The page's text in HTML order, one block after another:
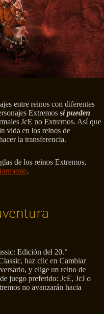
entre reinos con diferentes
Extremos sí pueden
JcE no Extremos. Así que
vida en los reinos de
la transferencia.
de los reinos Extremos,
.
Edición del 20.°
haz clic en Cambiar
y elige un reino de
juego preferido: JcE, JcJ o
no avanzarán hacia